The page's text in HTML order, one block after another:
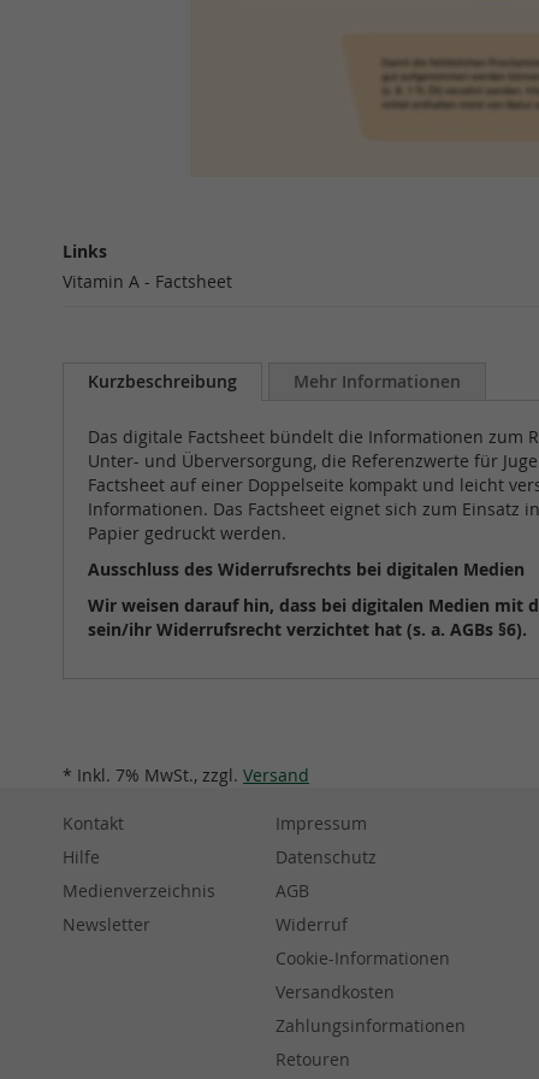
der
springen
Links
Vitamin A - Factsheet
Kurzbeschreibung Mehr Informationen
Das digitale Factsheet bündelt die Informationen zum
Unter- und Überversorgung, die Referenzwerte für
Factsheet auf einer Doppelseite kompakt und leicht
Informationen. Das Factsheet eignet sich zum
Papier gedruckt werden.
Ausschluss des Widerrufsrechts bei digitalen Medien
Wir weisen darauf hin, dass bei digitalen Medien
sein/ihr Widerrufsrecht verzichtet hat (s. a. AGBs §6).
* Inkl. 7% MwSt., zzgl. Versand
Kontakt
Hilfe
Medienverzeichnis
Newsletter
Impressum
Datenschutz
AGB
Widerruf
Cookie-Informationen
Versandkosten
Zahlungsinformationen
Retouren